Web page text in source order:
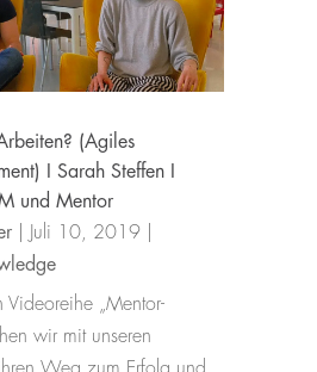
(Agiles
I Sarah Steffen I
und Mentor
Juli 10, 2019
Videoreihe „Mentor-
wir mit unseren
Weg zum Erfolg und